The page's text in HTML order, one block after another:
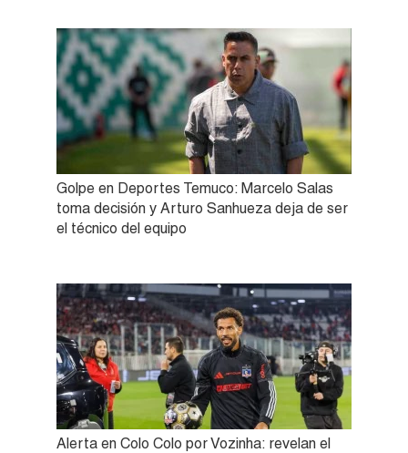
Golpe en Deportes Temuco: Marcelo Salas
toma decisión y Arturo Sanhueza deja de ser
el técnico del equipo
Alerta en Colo Colo por Vozinha: revelan el